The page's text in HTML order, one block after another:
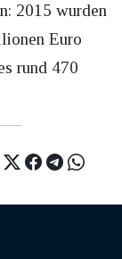
2015 wurden
Euro
rund 470